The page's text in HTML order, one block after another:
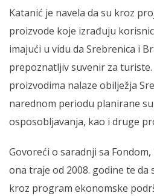
Katanić je navela da su kroz
proizvode koje izrađuju
imajući u vidu da Srebrenica i
prepoznatljiv suvenir za
proizvodima nalaze obilježja
narednom periodu planirane
osposobljavanja, kao i druge
Govoreći o saradnji sa
ona traje od 2008. godine te da
kroz program ekonomske